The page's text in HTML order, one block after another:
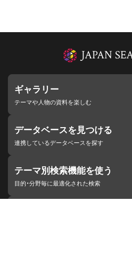
ギャラリー
テーマや人物の資料を楽しむ
データベースを見つける
連携しているデータベースを探す
テーマ別検索機能を使う
目的・分野毎に最適化された検索